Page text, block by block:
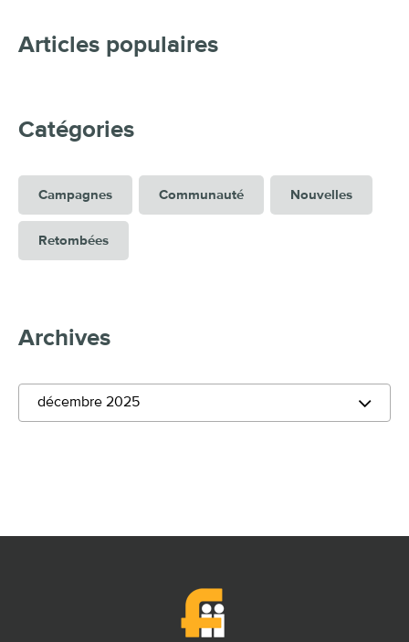
Articles populaires
Catégories
Campagnes Communauté Nouvelles
Retombées
Archives
décembre 2025